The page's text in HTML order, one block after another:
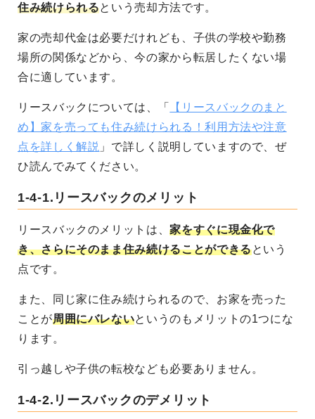
住み続けられるという売却方法です。
家の売却代金は必要だけれども、子供の学校や勤務
場所の関係などから、今の家から転居したくない場
合に適しています。
リースバックについては、「
【リースバックのまと
め】家を売っても住み続けられる！利用方法や注意
点を詳しく解説 」で詳しく説明していますので、ぜ
ひ読んでみてください。
1-4-1. リースバックのメリット
リースバックのメリットは、家をすぐに現金化で
き、さらにそのまま住み続けることができるという
点です。
また、同じ家に住み続けられるので、お家を売った
ことが周囲にバレないというのもメリットの1つにな
ります。
引っ越しや子供の転校なども必要ありません。
1-4-2. リースバックのデメリット